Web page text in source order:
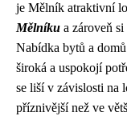
je Mělník atraktivní
Mělníku a zároveň
Nabídka bytů a
široká a uspokojí
se liší v závislosti na
příznivější než ve